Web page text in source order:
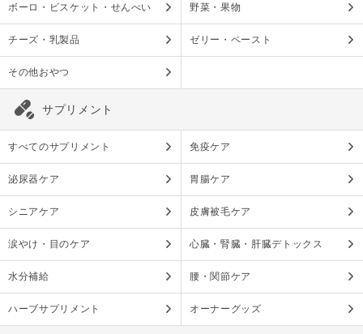
ボーロ・ビスケット・せんべい 野菜・果物
チーズ・乳製品 ゼリー・ペースト
その他おやつ
サプリメント
すべてのサプリメント 免疫ケア
泌尿器ケア 胃腸ケア
シニアケア 皮膚被毛ケア
涙やけ・目のケア 心臓・腎臓・肝臓デトックス
水分補給 腰・関節ケア
ハーブサプリメント オーナーグッズ